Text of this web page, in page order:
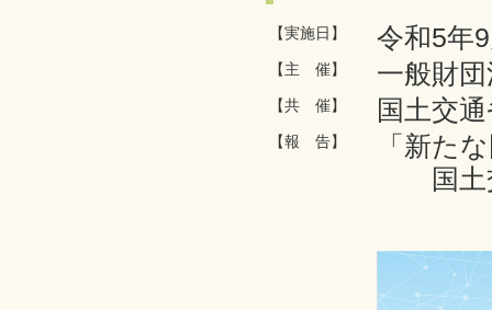
【実施日】 令和5年
【主 催】 一般財
【共 催】 国土交
【報 告】
「新た
国土交